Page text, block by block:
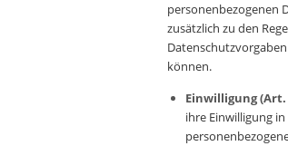
personenbezogenen
zusätzlich zu den
können.
Einwilligung (Art.
ihre Einwilligung